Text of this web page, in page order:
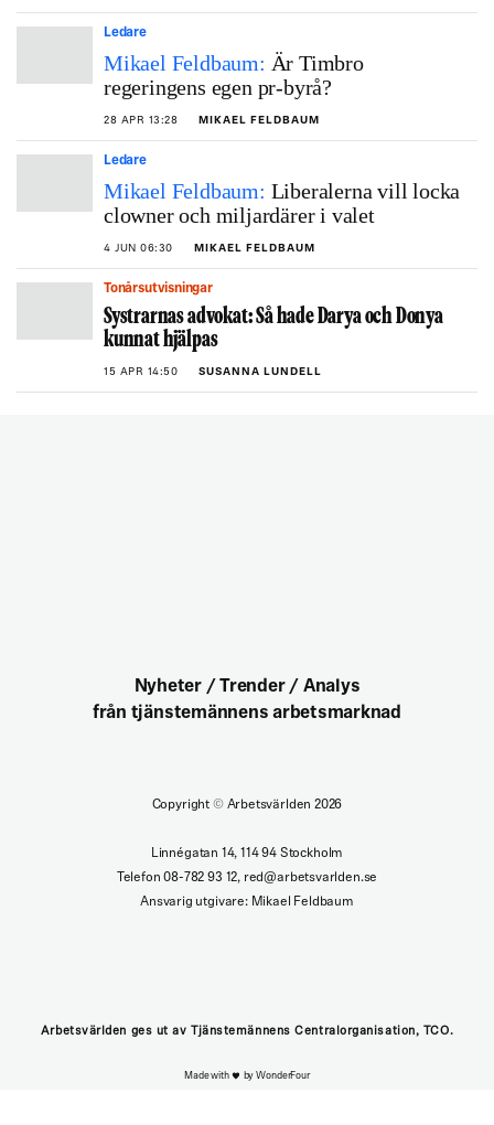
Ledare
Mikael Feldbaum: Är Timbro
regeringens egen pr-byrå?
28 APR 13:28 MIKAEL FELDBAUM
Ledare
Mikael Feldbaum: Liberalerna vill locka
clowner och miljardärer i valet
4 JUN 06:30 MIKAEL FELDBAUM
Tonårsutvisningar
Systrarnas advokat: Så hade Darya och Donya
kunnat hjälpas
15 APR 14:50 SUSANNA LUNDELL
Nyheter / Trender / Analys
från tjänstemännens arbetsmarknad
Copyright ©Arbetsvärlden 2026
Linnégatan 14, 114 94 Stockholm
Telefon 08-782 93 12, red@arbetsvarlden.se
Ansvarig utgivare: Mikael Feldbaum
Arbetsvärlden ges ut av Tjänstemännens Centralorganisation, TCO.
Made with by WonderFour